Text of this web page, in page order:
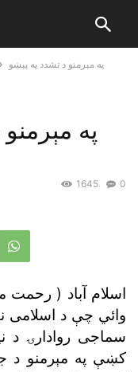
په مېرمنو د تشدد په پېښو
په
0
1645
اسلام آباد (
وائي چې د اسلامى
سماجى روادارۍ د
کښې په مېرمنو د